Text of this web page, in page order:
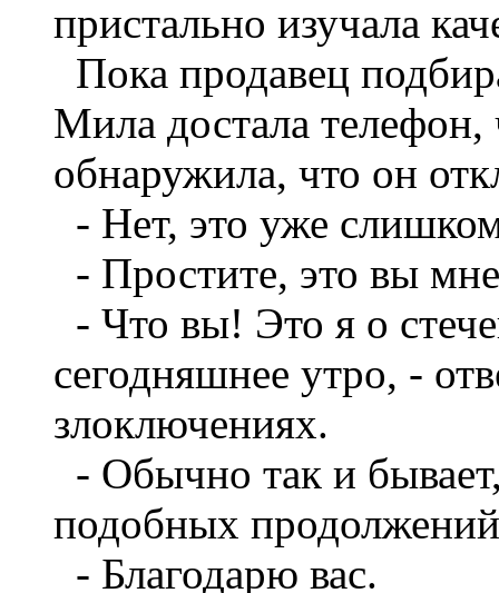
пристально изучала
Пока продавец
Мила достала
обнаружила, что он
- Нет, это уже
- Простите, это вы
- Что вы! Это я о
сегодняшнее утро, -
злоключениях.
- Обычно так и
подобных
- Благодарю вас.